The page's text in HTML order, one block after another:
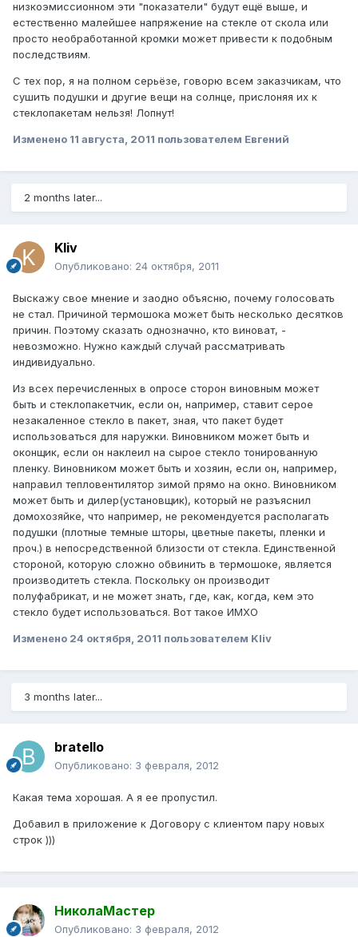
низкоэмиссионном эти "показатели" будут ещё выше, и
естественно малейшее напряжение на стекле от скола или
просто необработанной кромки может привести к подобным
последствиям.
С тех пор, я на полном серьёзе, говорю всем заказчикам, что
сушить подушки и другие вещи на солнце, прислоняя их к
стеклопакетам нельзя! Лопнут!
Изменено 11 августа, 2011 пользователем Евгений
2 months later...
Kliv
Опубликовано: 24 октября, 2011
Выскажу свое мнение и заодно объясню, почему голосовать
не стал. Причиной термошока может быть несколько десятков
причин. Поэтому сказать однозначно, кто виноват, -
невозможно. Нужно каждый случай рассматривать
индивидуально.
Из всех перечисленных в опросе сторон виновным может
быть и стеклопакетчик, если он, например, ставит серое
незакаленное стекло в пакет, зная, что пакет будет
использоваться для наружки. Виновником может быть и
оконщик, если он наклеил на сырое стекло тонированную
пленку. Виновником может быть и хозяин, если он, например,
направил тепловентилятор зимой прямо на окно. Виновником
может быть и дилер(установщик), который не разъяснил
домохозяйке, что например, не рекомендуется располагать
подушки (плотные темные шторы, цветные пакеты, пленки и
проч.) в непосредственной близости от стекла. Единственной
стороной, которую сложно обвинить в термошоке, является
производитеть стекла. Поскольку он производит
полуфабрикат, и не может знать, где, как, когда, кем это
стекло будет использоваться. Вот такое ИМХО
Изменено 24 октября, 2011 пользователем Kliv
3 months later...
bratello
Опубликовано: 3 февраля, 2012
Какая тема хорошая. А я ее пропустил.
Добавил в приложение к Договору с клиентом пару новых
строк )))
НиколаМастер
Опубликовано: 3 февраля, 2012